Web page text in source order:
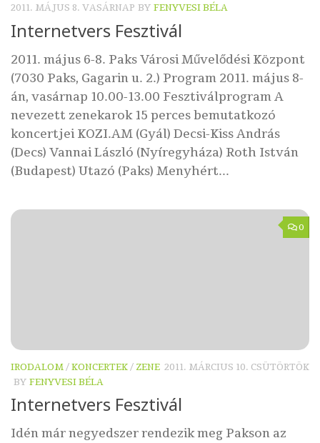
2011. MÁJUS 8. VASÁRNAP BY FENYVESI BÉLA
Internetvers Fesztivál
2011. május 6-8. Paks Városi Művelődési Központ
(7030 Paks, Gagarin u. 2.) Program 2011. május 8-
án, vasárnap 10.00-13.00 Fesztiválprogram A
nevezett zenekarok 15 perces bemutatkozó
koncertjei KOZI.AM (Gyál) Decsi-Kiss András
(Decs) Vannai László (Nyíregyháza) Roth István
(Budapest) Utazó (Paks) Menyhért...
0
IRODALOM/KONCERTEK/ ZENE 2011. MÁRCIUS 10. CSÜTÖRTÖK
BY FENYVESI BÉLA
Internetvers Fesztivál
Idén már negyedszer rendezik meg Pakson az